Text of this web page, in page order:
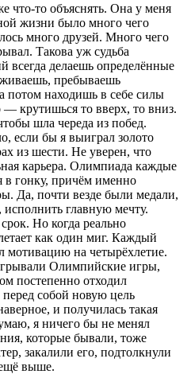
что-то объяснять. Она у меня
жизни было много чего
много друзей. Много чего
Такова уж судьба
всегда делаешь определённые
пребываешь
потом находишь в себе силы
крутишься то вверх, то вниз.
шла череда из побед.
если бы я выиграл золото
из шести. Не уверен, что
карьера. Олимпиада каждые
в гонку, причём именно
Да, почти везде были медали,
исполнить главную мечту.
Но когда реально
как один миг. Каждый
мотивацию на четырёхлетие.
Олимпийские игры,
постепенно отходил
перед собой новую цель
и получилась такая
я ничего бы не менял
которые бывали, тоже
закалили его, подтолкнули
ещё выше.